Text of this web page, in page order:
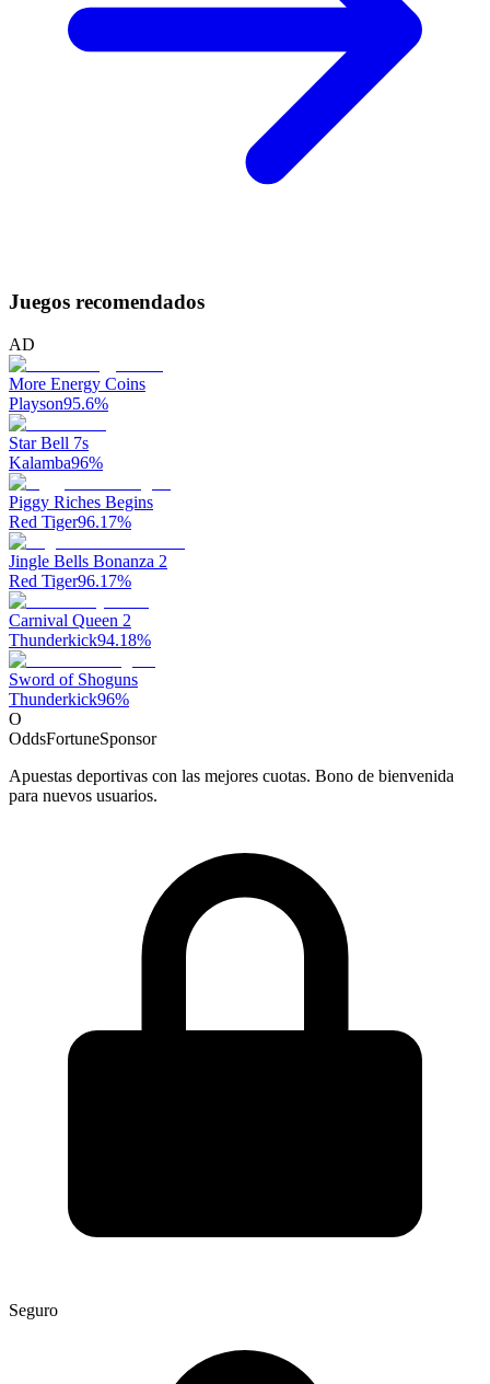
Juegos recomendados
AD
More Energy Coins
Playson95.6%
Star Bell 7s
Kalamba96%
Piggy Riches Begins
Red Tiger96.17%
Jingle Bells Bonanza 2
Red Tiger96.17%
Carnival Queen 2
Thunderkick94.18%
Sword of Shoguns
Thunderkick96%
O
OddsFortuneSponsor
Apuestas deportivas con las mejores cuotas. Bono de bienvenida
para nuevos usuarios.
Seguro